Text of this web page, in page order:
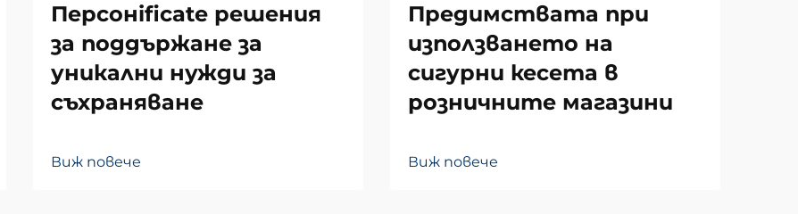
Персонificate решения
за поддържане за
уникални нужди за
съхраняване
Виж повече
Предимствата при
използването на
сигурни кесета в
розничните магазини
Виж повече